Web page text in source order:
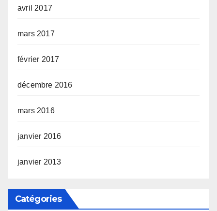
avril 2017
mars 2017
février 2017
décembre 2016
mars 2016
janvier 2016
janvier 2013
Catégories